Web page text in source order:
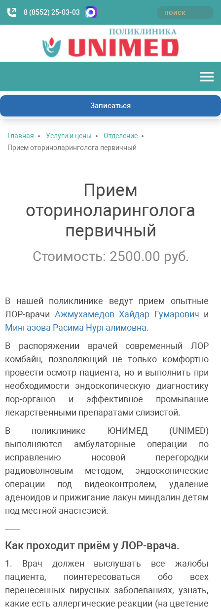
8 (8552) 25-03-03
Записаться
Главная Услуги и цены
Отделение
Прием оториноларинголога первичный
Прием
оториноларинголога
первичный
Стоимость: 2500.00 руб.
В нашей поликлинике ведут прием опытные
ЛОР-врачи Ажмухамедов Хайдар Гумарович и
Мингазова Расима Нургалимовна.
В распоряжении врачей современный ЛОР
комбайн, позволяющий не только комфортно
провести осмотр пациента, но и выполнить при
необходимости эндоскопическую диагностику
лор-органов и эффективное промывание
лекарственными препаратами слизистой.
В поликлинике ЮНИМЕД (UNIMED)
выполняются амбулаторные операции по
исправлению носовой перегородки
радиоволновым методом, эндоскопические
операции под видеоконтролем, удаление
аденоидов и прижигание лакун миндалин детям
под местной анастезией.
Как проходит приём у ЛОР-врача.
1. Врач должен выслушать все жалобы
пациента, поинтересоваться обо всех
перенесенных вирусных заболеваниях, узнать,
какие есть аллергические реакции (на цветение